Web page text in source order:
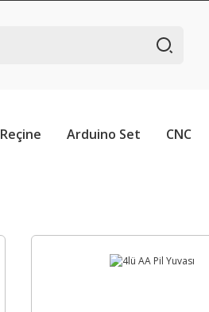
Reçine Arduino Set CNC